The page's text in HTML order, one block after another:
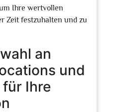
Ihre wertvollen
Zeit festzuhalten und zu
an
und
für Ihre